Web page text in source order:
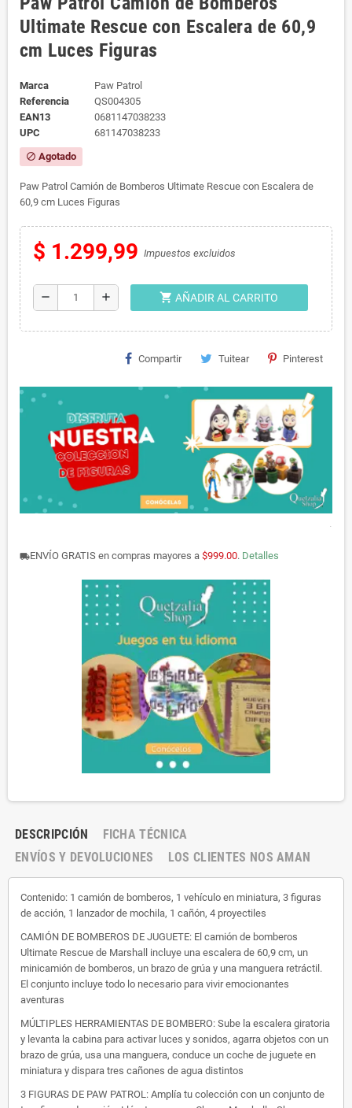
Ultimate Rescue con Escalera de 60,9
cm Luces Figuras
Marca
Paw Patrol
Referencia
QS004305
EAN13
0681147038233
UPC
681147038233
block Agotado
Paw Patrol Camión de Bomberos Ultimate Rescue con Escalera de
60,9 cm Luces Figuras
$ 1.299,99 Impuestos excluidos
remove add shopping_cart AÑADIR AL CARRITO
Compartir Tuitear Pinterest
.
local_shippingENVÍO GRATIS en compras mayores a $999.00. Detalles
DESCRIPCIÓN
FICHA TÉCNICA
ENVÍOS Y DEVOLUCIONES
LOS CLIENTES NOS AMAN
Contenido: 1 camión de bomberos, 1 vehículo en miniatura, 3 figuras
de acción, 1 lanzador de mochila, 1 cañón, 4 proyectiles
CAMIÓN DE BOMBEROS DE JUGUETE: El camión de bomberos
Ultimate Rescue de Marshall incluye una escalera de 60,9 cm, un
minicamión de bomberos, un brazo de grúa y una manguera retráctil.
El conjunto incluye todo lo necesario para vivir emocionantes
aventuras
MÚLTIPLES HERRAMIENTAS DE BOMBERO: Sube la escalera giratoria
y levanta la cabina para activar luces y sonidos, agarra objetos con un
brazo de grúa, usa una manguera, conduce un coche de juguete en
miniatura y dispara tres cañones de agua distintos
3 FIGURAS DE PAW PATROL: Amplía tu colección con un conjunto de